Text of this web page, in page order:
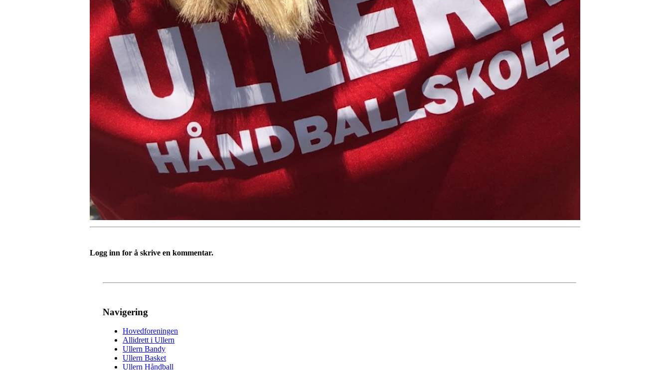
Logg inn for å skrive en kommentar.
Navigering
Hovedforeningen
Allidrett i Ullern
Ullern Bandy
Ullern Basket
Ullern Håndball